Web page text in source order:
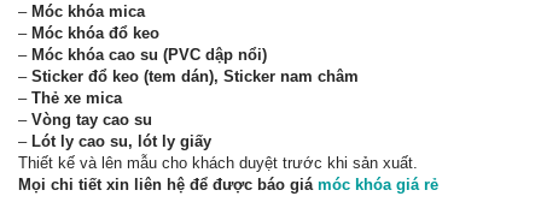
–Móc khóa mica
–Móc khóa đổ keo
–Móc khóa cao su (PVC dập nổi)
–Sticker đổ keo (tem dán), Sticker nam châm
– Thẻ xe mica
–Vòng tay cao su
–Lót ly cao su, lót ly giấy
Thiết kế và lên mẫu cho khách duyệt trước khi sản xuất.
Mọi chi tiết xin liên hệ để được báo giá móc khóa giá rẻ